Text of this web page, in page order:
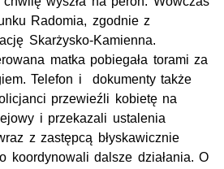
Radomia, zgodnie z
Skarżysko-Kamienna.
matka pobiegała torami za
Telefon i dokumenty także
przewieźli kobietę na
i przekazali ustalenia
z zastępcą błyskawicznie
koordynowali dalsze działania. O